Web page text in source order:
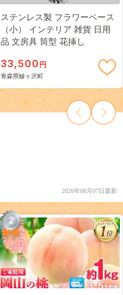
ステンレス製 フラワーベース
（小） インテリア 雑貨 日用
品 文房具 筒型 花挿し
33,500 円
青森県鰺ヶ沢町
2026年08月07日最新
2